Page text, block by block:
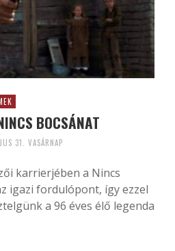
BOCSÁNAT
31. VASÁRNAP
karrierjében a Nincs
igazi fordulópont, így ezzel
a 96 éves élő legenda